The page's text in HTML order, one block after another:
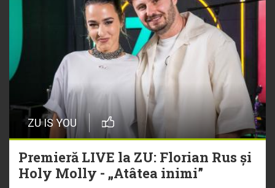
ZU IS YOU
Premieră LIVE la ZU: Florian Rus și
Holy Molly - „Atâtea inimi”